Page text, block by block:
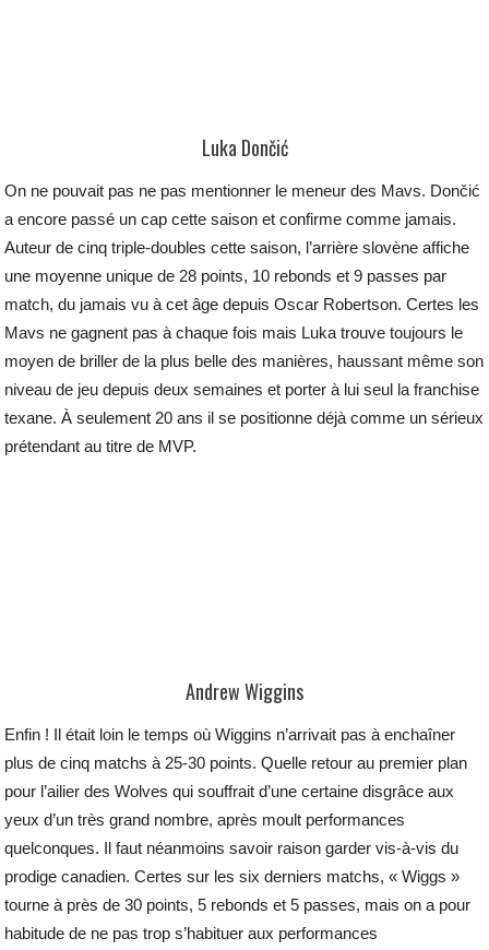
Luka Dončić
On ne pouvait pas ne pas mentionner le meneur des Mavs. Dončić
a encore passé un cap cette saison et confirme comme jamais.
Auteur de cinq triple-doubles cette saison, l’arrière slovène affiche
une moyenne unique de 28 points, 10 rebonds et 9 passes par
match, du jamais vu à cet âge depuis Oscar Robertson. Certes les
Mavs ne gagnent pas à chaque fois mais Luka trouve toujours le
moyen de briller de la plus belle des manières, haussant même son
niveau de jeu depuis deux semaines et porter à lui seul la franchise
texane. À seulement 20 ans il se positionne déjà comme un sérieux
prétendant au titre de MVP.
Andrew Wiggins
Enfin ! Il était loin le temps où Wiggins n’arrivait pas à enchaîner
plus de cinq matchs à 25-30 points. Quelle retour au premier plan
pour l’ailier des Wolves qui souffrait d’une certaine disgrâce aux
yeux d’un très grand nombre, après moult performances
quelconques. Il faut néanmoins savoir raison garder vis-à-vis du
prodige canadien. Certes sur les six derniers matchs, « Wiggs »
tourne à près de 30 points, 5 rebonds et 5 passes, mais on a pour
habitude de ne pas trop s’habituer aux performances